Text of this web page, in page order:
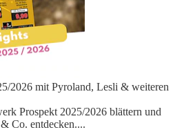
2026 mit Pyroland, Lesli & weiteren
Prospekt 2025/2026 blättern und
Co. entdecken....